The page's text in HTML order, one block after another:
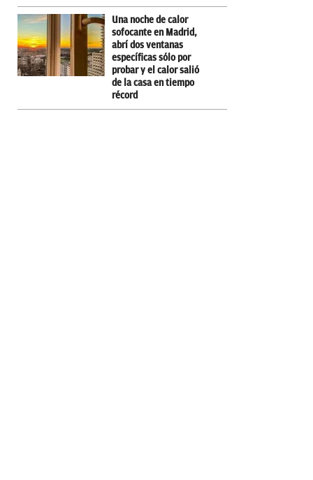
Una noche de calor
sofocante en Madrid,
abrí dos ventanas
específicas sólo por
probar y el calor salió
de la casa en tiempo
récord